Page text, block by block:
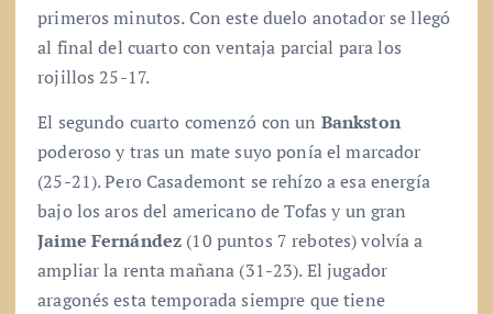
primeros minutos. Con este duelo anotador se llegó
al final del cuarto con ventaja parcial para los
rojillos 25-17.
El segundo cuarto comenzó con un Bankston
poderoso y tras un mate suyo ponía el marcador
(25-21). Pero Casademont se rehízo a esa energía
bajo los aros del americano de Tofas y un gran
Jaime Fernández (10 puntos 7 rebotes) volvía a
ampliar la renta mañana (31-23). El jugador
aragonés esta temporada siempre que tiene